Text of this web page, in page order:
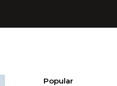
Popular